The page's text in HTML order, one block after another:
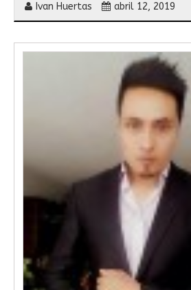
Ivan Huertas abril 12, 2019